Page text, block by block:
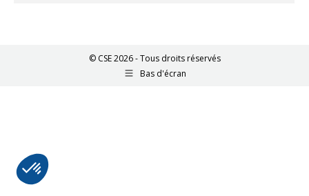
© CSE 2026 - Tous droits réservés
Bas d'écran